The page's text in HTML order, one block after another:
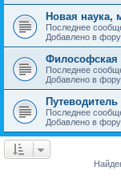
Новая наука,
Последнее
Добавлено в
Философская
Последнее
Добавлено в
Последнее
Добавлено в